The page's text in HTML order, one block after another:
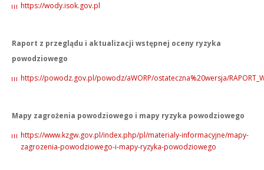
https://wody.isok.gov.pl
Raport z przeglądu i aktualizacji wstępnej oceny ryzyka
powodziowego
https://powodz.gov.pl/powodz/aWORP/ostateczna%20wersja/
Mapy zagrożenia powodziowego i mapy ryzyka powodziowego
https://www.kzgw.gov.pl/index.php/pl/materialy-informacyjne/mapy-
zagrozenia-powodziowego-i-mapy-ryzyka-powodziowego